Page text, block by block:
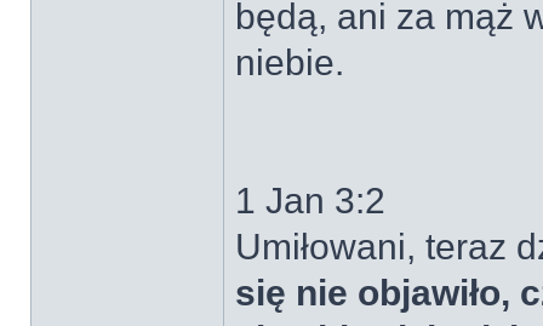
będą, ani za mąż
niebie.
1 Jan 3:2
Umiłowani, teraz
się nie objawiło,